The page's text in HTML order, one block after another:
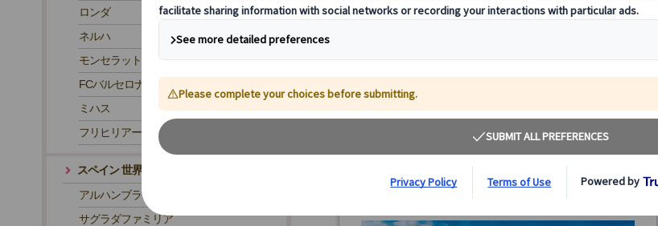
ドツアー（午前/午後）
100.00 EUR 75.00 EUR
4.9 (16件)
詳細を見る
🔴【午前プラン】月～金曜日
8/8・9・15・16・22・23、9/12・13・19・20・26・
27、10/10・11・17・18、12/27、1/2・3
(9/11、10/12、12/8・24・25、1/6、およびサグラダ・フ
ロンダ
ネルハ
モンセラット
FCバルセロナ・カンプノウ スタジアム
ミハス
フリヒリアーナ
スペイン 世界遺産
アルハンブラ宮殿
サグラダファミリア